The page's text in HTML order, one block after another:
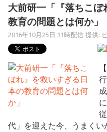
大前研一「『落ちこ
教育の問題とは何か」
2016年10月25日 11時配信 提供:
代」を迎えた今、うまく